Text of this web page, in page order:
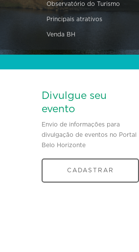
Observatório do Turismo
Principais atrativos
Venda BH
Divulgue seu
evento
Envio de informações para
divulgação de eventos no Portal
Belo Horizonte
CADASTRAR